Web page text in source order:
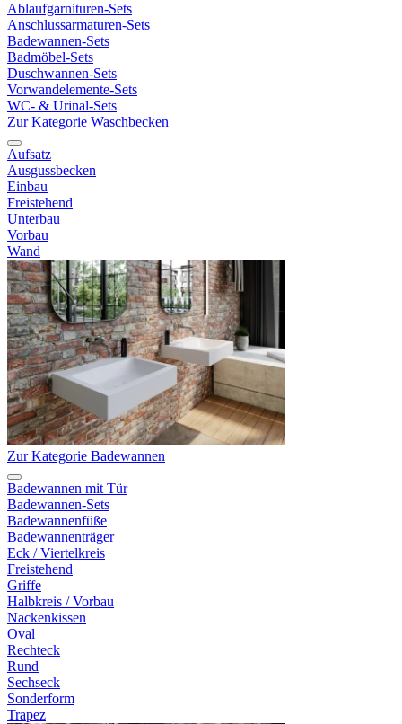
Ablaufgarnituren-Sets
Anschlussarmaturen-Sets
Badewannen-Sets
Badmöbel-Sets
Duschwannen-Sets
Vorwandelemente-Sets
WC- & Urinal-Sets
Zur Kategorie Waschbecken
Aufsatz
Ausgussbecken
Einbau
Freistehend
Unterbau
Vorbau
Wand
Zur Kategorie Badewannen
Badewannen mit Tür
Badewannen-Sets
Badewannenfüße
Badewannenträger
Eck / Viertelkreis
Freistehend
Griffe
Halbkreis / Vorbau
Nackenkissen
Oval
Rechteck
Rund
Sechseck
Sonderform
Trapez